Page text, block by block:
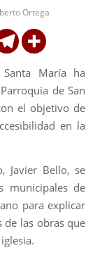
Ortega
María ha
de San
el objetivo de
en la
Javier Bello, se
municipales de
para explicar
de las obras que